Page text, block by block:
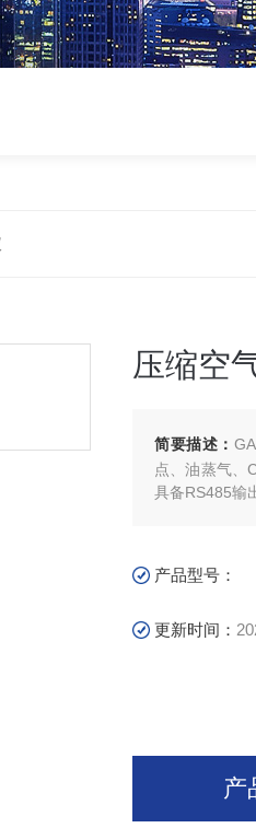
压缩空
简要描述：
点、油蒸气、
具备RS485输
产品型号：
更新时间：
产